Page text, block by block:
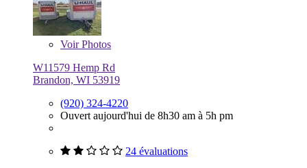
VoirPhotos
W11579 Hemp Rd
Brandon, WI 53919
(920) 324-4220
Ouvert aujourd'hui de 8h30 am à 5h pm
24 évaluations